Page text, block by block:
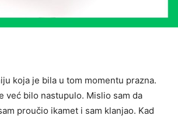
koja je bila u tom momentu prazna.
već bilo nastupulo. Mislio sam da
proučio ikamet i sam klanjao. Kad